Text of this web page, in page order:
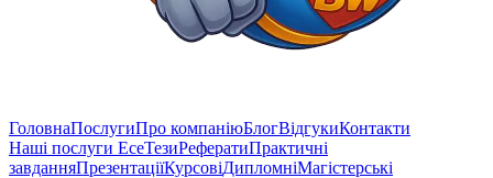
ГоловнаПослугиПро компаніюБлогВідгукиКонтакти
Наші послуги ЕсеТезиРефератиПрактичні
завданняПрезентаціїКурсовіДипломніМагістерські